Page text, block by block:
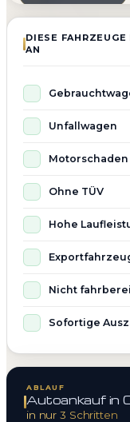
DIESE
AN
Unfallwagen
Motorschaden
Ohne TÜV
Hohe
Nicht
Sofortige
ABLAUF
Autoankauf in
in nur 3 Schritten